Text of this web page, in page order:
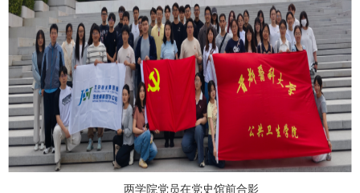
两学院党员在党史馆前合影